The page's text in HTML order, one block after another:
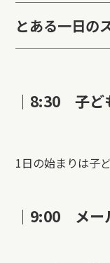
とある一日の
｜8:30 子ど
1日の始まりは子
｜9:00 メー